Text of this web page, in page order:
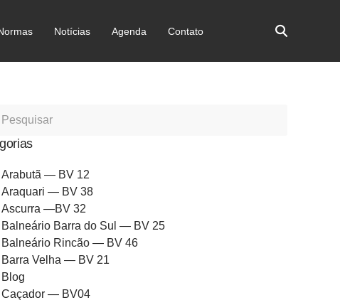
Notícias Agenda Contato
Arabutã — BV 12
Araquari — BV 38
Ascurra —BV 32
Balneário Barra do Sul — BV 25
Balneário Rincão — BV 46
Barra Velha — BV 21
Blog
Caçador — BV04